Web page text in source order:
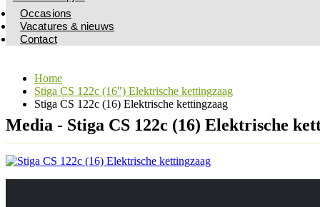
Occasions
Vacatures & nieuws
Contact
Home
Stiga CS 122c (16") Elektrische kettingzaag
Stiga CS 122c (16) Elektrische kettingzaag
Media - Stiga CS 122c (16) Elektrische